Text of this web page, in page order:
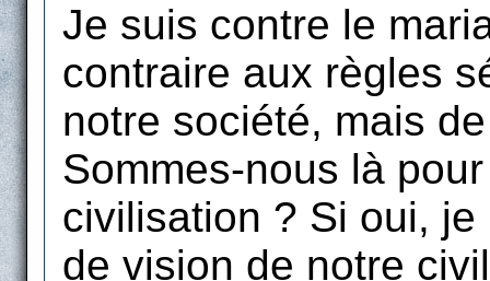
Je suis contre le
contraire aux règles
notre société, mais
Sommes-nous là
civilisation ? Si oui,
de vision de notre